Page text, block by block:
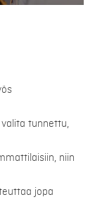
tunnettu,
niin
jopa